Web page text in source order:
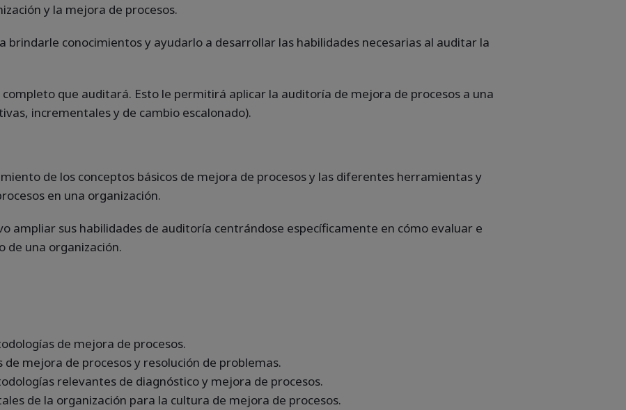
y la mejora de procesos.
brindarle conocimientos y ayudarlo a desarrollar las habilidades necesarias al auditar la
completo que auditará. Esto le permitirá aplicar la auditoría de mejora de procesos a una
incrementales y de cambio escalonado).
de los conceptos básicos de mejora de procesos y las diferentes herramientas y
en una organización.
ampliar sus habilidades de auditoría centrándose específicamente en cómo evaluar e
de una organización.
de mejora de procesos.
mejora de procesos y resolución de problemas.
relevantes de diagnóstico y mejora de procesos.
de la organización para la cultura de mejora de procesos.